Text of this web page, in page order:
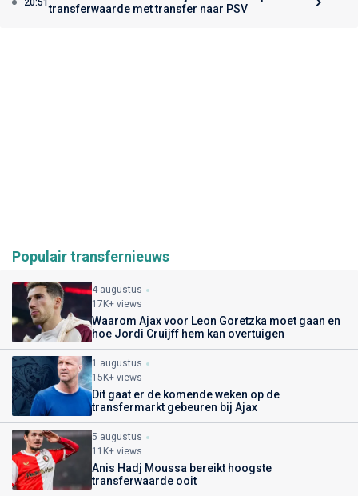
transferwaarde met transfer naar PSV
Populair transfernieuws
4 augustus
17K+ views
Waarom Ajax voor Leon Goretzka moet gaan en
hoe Jordi Cruijff hem kan overtuigen
1 augustus
15K+ views
Dit gaat er de komende weken op de
transfermarkt gebeuren bij Ajax
5 augustus
11K+ views
Anis Hadj Moussa bereikt hoogste
transferwaarde ooit